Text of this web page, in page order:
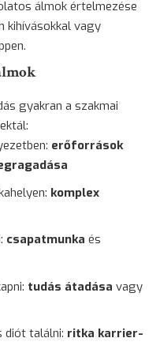
álmok értelmezése
kihívásokkal vagy
gyakran a szakmai
erőforrások
komplex
csapatmunka és
tudás átadása vagy
diót találni: ritka karrier-